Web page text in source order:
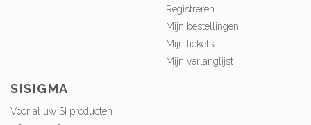
Registreren
Mijn bestellingen
Mijn tickets
Mijn verlanglijst
SISIGMA
Voor al uw SI producten